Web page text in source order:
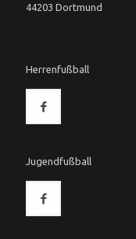
44203 Dortmund
Herrenfußball
Jugendfußball